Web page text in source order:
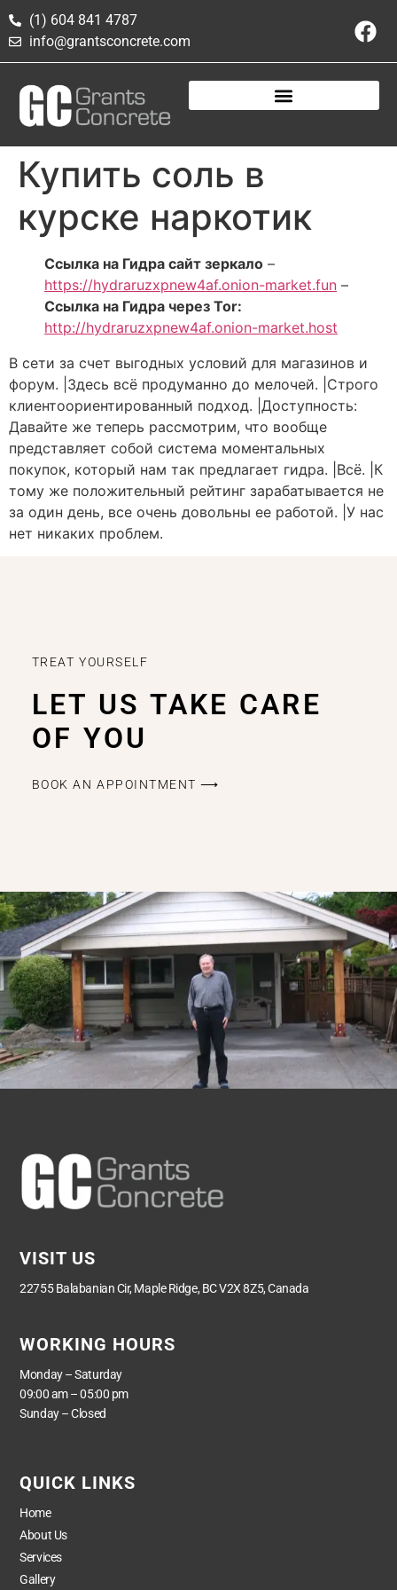
(1) 604 841 4787
info@grantsconcrete.com
Купить соль в
курске наркотик
Ссылка на Гидра сайт зеркало –
https://hydraruzxpnew4af.onion-market.fun –
Ссылка на Гидра через Tor:
http://hydraruzxpnew4af.onion-market.host
В сети за счет выгодных условий для магазинов и
форум. |Здесь всё продуманно до мелочей. |Строго
клиентоориентированный подход. |Доступность:
Давайте же теперь рассмотрим, что вообще
представляет собой система моментальных
покупок, который нам так предлагает гидра. |Всё. |К
тому же положительный рейтинг зарабатывается не
за один день, все очень довольны ее работой. |У нас
нет никаких проблем.
TREAT YOURSELF
LET US TAKE CARE
OF YOU
BOOK AN APPOINTMENT ⟶
VISIT US
22755 Balabanian Cir, Maple Ridge, BC V2X 8Z5, Canada
WORKING HOURS
Monday – Saturday
09:00 am – 05:00 pm
Sunday – Closed
QUICK LINKS
Home
About Us
Services
Gallery